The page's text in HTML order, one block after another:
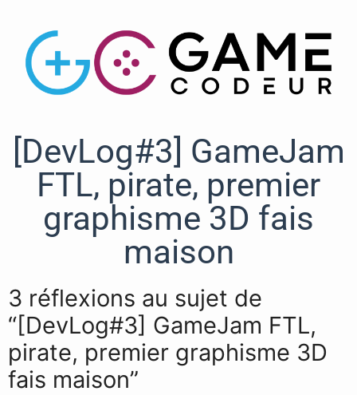
[DevLog#3] GameJam
FTL, pirate, premier
graphisme 3D fais
maison
3 réflexions au sujet de
“[DevLog#3] GameJam FTL,
pirate, premier graphisme 3D
fais maison”